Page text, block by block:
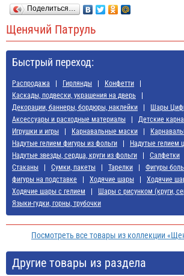
Поделиться…
Щенячий Патруль
Быстрый переход:
Распродажа Гирлянды
Конфетти
Каскады, подвески, украшения на дверь
Декорации, баннеры, бордюры, наклейки
Шары
Аксессуары и расходные материалы
Детские
Игрушки и игры
Карнавальные маски
Надутые гелием фигуры из фольги
Надутые гелием
Надутые звезды, сердца, круги из фольги
Салфетки
Стаканы
Сумки, пакеты Тарелки
Фигуры
фигуры на подставке
Ходячие шары
Ходячие
Ходячие шары с гелием
Шары с рисунком (круги,
Языки-гудки, горны, трубочки
Посмотреть все товары из коллекции
Другие товары из раздела